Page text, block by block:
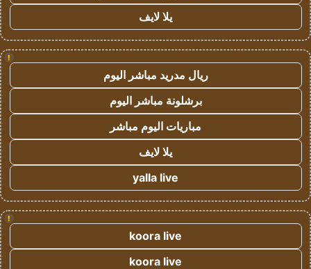
يلا لايف
!
ريال مدريد مباشر اليوم
برشلونة مباشر اليوم
مباريات اليوم مباشر
يلا لايف
yalla live
!
koora live
koora live